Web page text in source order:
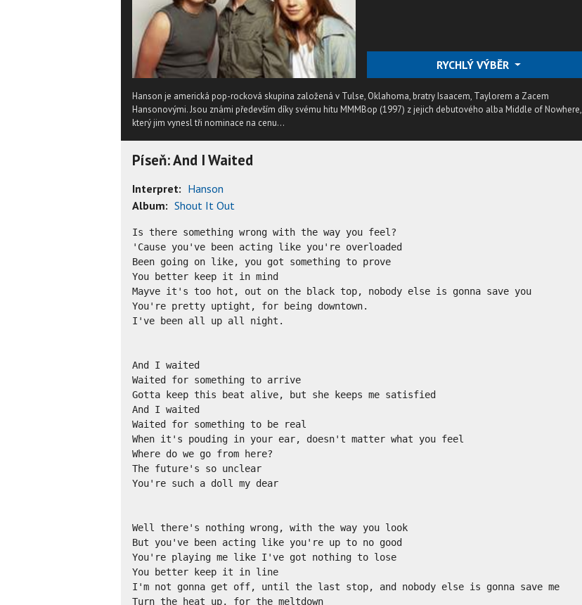
RYCHLÝ VÝBĚR
Hanson je americká pop-rocková skupina založená v Tulse, Oklahoma, bratry Isaacem, Taylorem a Zacem
Hansonovými. Jsou známi především díky svému hitu MMMBop (1997) z jejich debutového alba Middle of Nowhere,
který jim vynesl tři nominace na cenu...
Píseň: And I Waited
Interpret: Hanson
Album: Shout It Out
Is there something wrong with the way you feel?
'Cause you've been acting like you're overloaded
Been going on like, you got something to prove
You better keep it in mind
Mayve it's too hot, out on the black top, nobody else is gonna save you
You're pretty uptight, for being downtown.
I've been all up all night.
And I waited
Waited for something to arrive
Gotta keep this beat alive, but she keeps me satisfied
And I waited
Waited for something to be real
When it's pouding in your ear, doesn't matter what you feel
Where do we go from here?
The future's so unclear
You're such a doll my dear
Well there's nothing wrong, with the way you look
But you've been acting like you're up to no good
You're playing me like I've got nothing to lose
You better keep it in line
I'm not gonna get off, until the last stop, and nobody else is gonna save me
Turn the heat up, for the meltdown